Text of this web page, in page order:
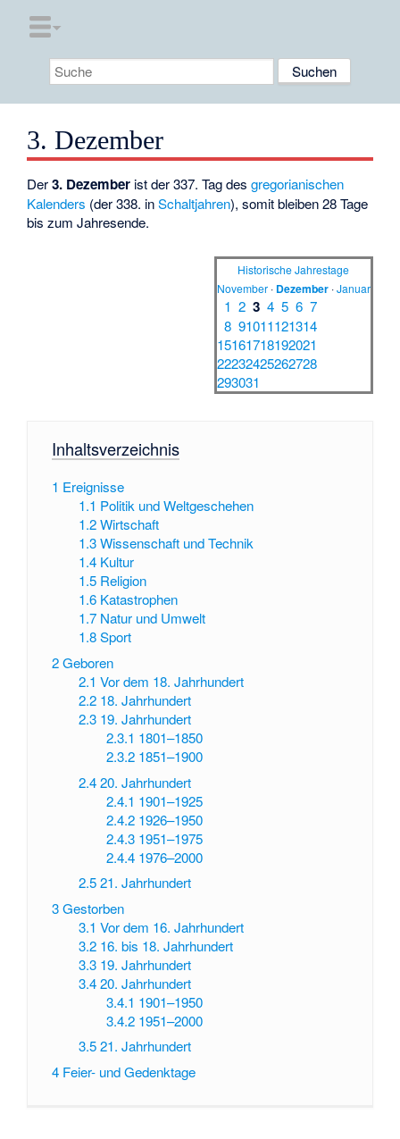
3. Dezember
Der3. Dezember ist der 337. Tag desgregorianischen
Kalenders (der 338. inSchaltjahren), somit bleiben 28 Tage
bis zum Jahresende.
Historische Jahrestage
November· Dezember·Januar
1 2 3 4 5 6 7
8 91011121314
15161718192021
22232425262728
293031
Inhaltsverzeichnis
1 Ereignisse
1.1 Politik und Weltgeschehen
1.2 Wirtschaft
1.3 Wissenschaft und Technik
1.4 Kultur
1.5 Religion
1.6 Katastrophen
1.7 Natur und Umwelt
1.8 Sport
2Geboren
2.1 Vor dem 18. Jahrhundert
2.2 18. Jahrhundert
2.3 19. Jahrhundert
2.3.1 1801–1850
2.3.2 1851–1900
2.4 20. Jahrhundert
2.4.1 1901–1925
2.4.2 1926–1950
2.4.3 1951–1975
2.4.4 1976–2000
2.5 21. Jahrhundert
3Gestorben
3.1 Vor dem 16. Jahrhundert
3.2 16. bis 18. Jahrhundert
3.3 19. Jahrhundert
3.4 20. Jahrhundert
3.4.1 1901–1950
3.4.2 1951–2000
3.5 21. Jahrhundert
4 Feier- und Gedenktage